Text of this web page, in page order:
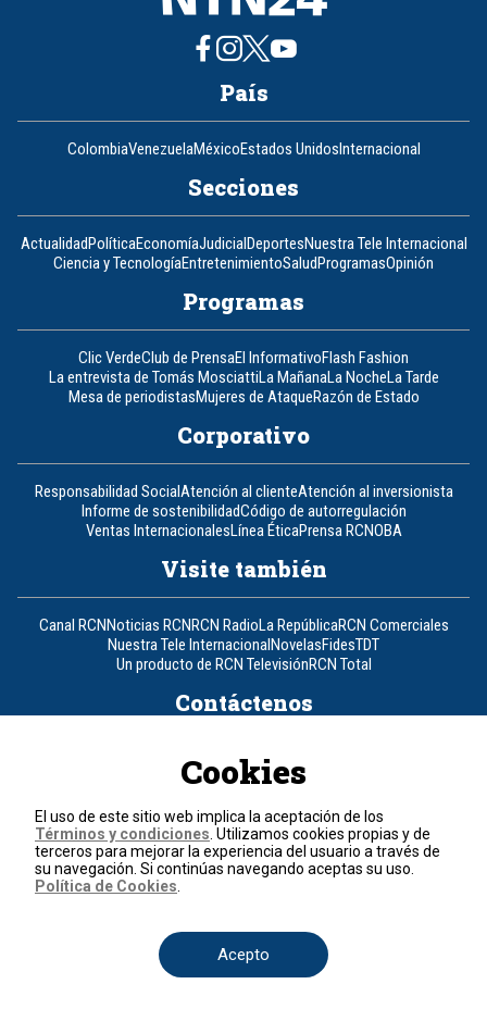
País
ColombiaVenezuelaMéxicoEstados UnidosInternacional
Secciones
ActualidadPolíticaEconomíaJudicialDeportesNuestra Tele Internacional
Ciencia y TecnologíaEntretenimientoSaludProgramasOpinión
Programas
Clic VerdeClub de PrensaEl InformativoFlash Fashion
La entrevista de Tomás MosciattiLa MañanaLa NocheLa Tarde
Mesa de periodistasMujeres de AtaqueRazón de Estado
Corporativo
Responsabilidad SocialAtención al clienteAtención al inversionista
Informe de sostenibilidadCódigo de autorregulación
Ventas InternacionalesLínea ÉticaPrensa RCNOBA
Visite también
Canal RCNNoticias RCNRCN RadioLa RepúblicaRCN Comerciales
Nuestra Tele InternacionalNovelasFidesTDT
Un producto de RCN TelevisiónRCN Total
Contáctenos
Teléfono +57 (601) 426 92 92
Política de datos personales
Política de cookies
Términos y condiciones
© 2026, RCN Medios.
Cookies
El uso de este sitio web implica la aceptación de los
Términos y condiciones . Utilizamos cookies propias y de
terceros para mejorar la experiencia del usuario a través de
su navegación. Si continúas navegando aceptas su uso.
Política de Cookies
Acepto